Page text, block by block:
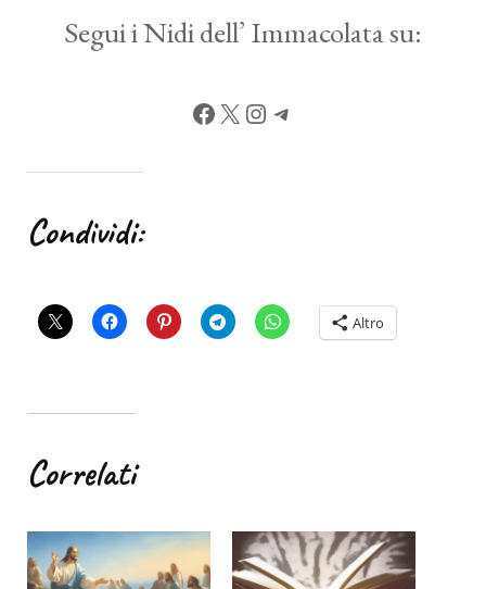
Segui i Nidi dell’ Immacolata su:
Facebook
X Instagram
Telegram
Condividi:
Altro
Correlati